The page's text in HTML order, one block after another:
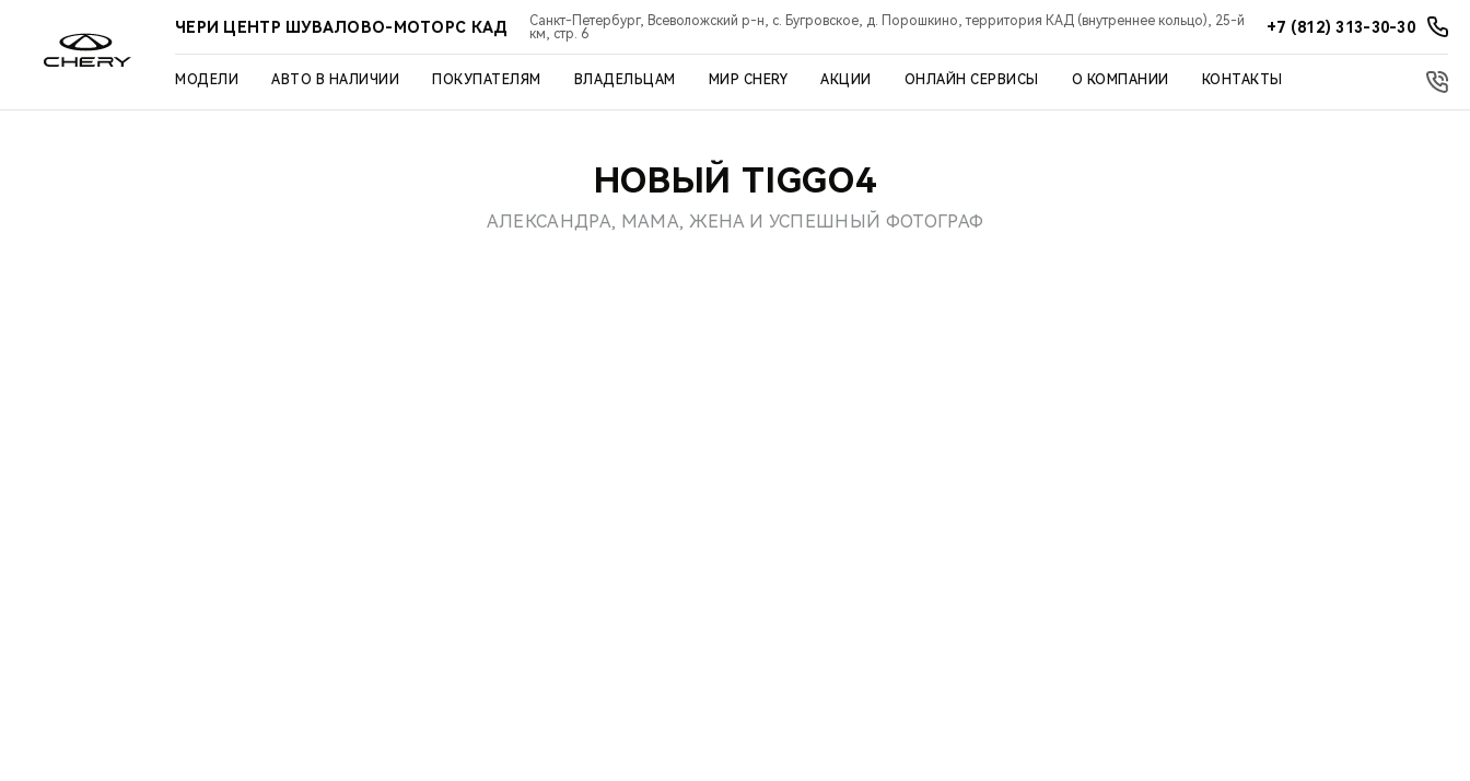
ЧЕРИ ЦЕНТР ШУВАЛОВО-МОТОРС КАД
Санкт-Петербург, Всеволожский р-н, с. Бугровское, д. Порошкино, территория КАД (внутреннее кольцо), 25-й
км, стр. 6
+7 (812) 313-30-30
МОДЕЛИ АВТО В НАЛИЧИИ ПОКУПАТЕЛЯМ ВЛАДЕЛЬЦАМ МИР CHERY АКЦИИ ОНЛАЙН СЕРВИСЫ О КОМПАНИИ КОНТАКТЫ
НОВЫЙ TIGGO4
АЛЕКСАНДРА, МАМА, ЖЕНА И УСПЕШНЫЙ ФОТОГРАФ